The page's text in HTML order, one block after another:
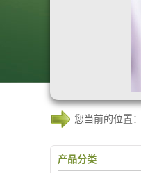
您当前的位置：
产品分类